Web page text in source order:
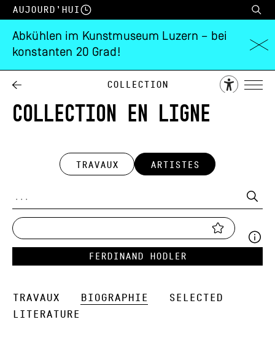
Aujourd’hui
Abkühlen im Kunstmuseum Luzern – bei
konstanten 20 Grad!
Collection
COLLECTION EN LIGNE
TRAVAUX ARTISTES
Ferdinand Hodler
Travaux Biographie
Selected
Literature